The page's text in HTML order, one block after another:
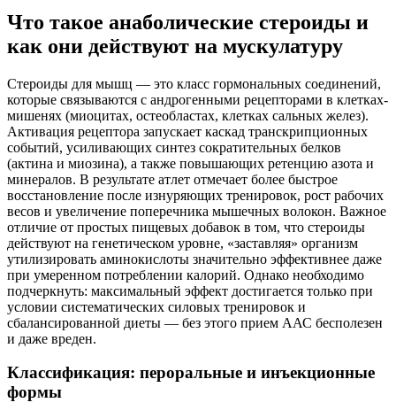
Что такое анаболические стероиды и
как они действуют на мускулатуру
Стероиды для мышц — это класс гормональных соединений,
которые связываются с андрогенными рецепторами в клетках-
мишенях (миоцитах, остеобластах, клетках сальных желез).
Активация рецептора запускает каскад транскрипционных
событий, усиливающих синтез сократительных белков
(актина и миозина), а также повышающих ретенцию азота и
минералов. В результате атлет отмечает более быстрое
восстановление после изнуряющих тренировок, рост рабочих
весов и увеличение поперечника мышечных волокон. Важное
отличие от простых пищевых добавок в том, что стероиды
действуют на генетическом уровне, «заставляя» организм
утилизировать аминокислоты значительно эффективнее даже
при умеренном потреблении калорий. Однако необходимо
подчеркнуть: максимальный эффект достигается только при
условии систематических силовых тренировок и
сбалансированной диеты — без этого прием ААС бесполезен
и даже вреден.
Классификация: пероральные и инъекционные
формы